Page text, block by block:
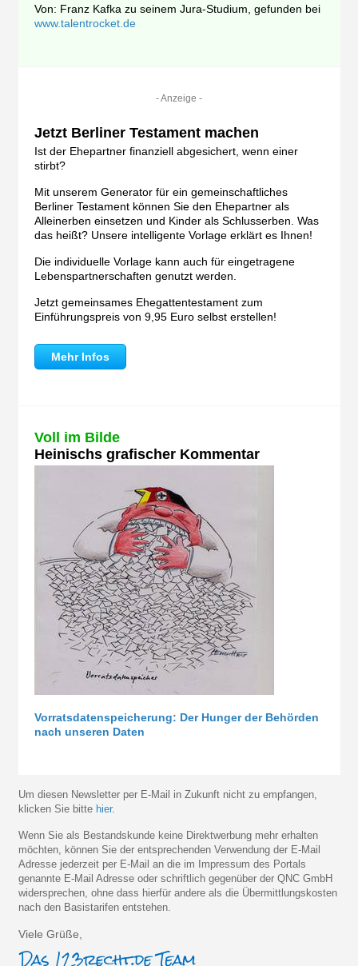
Von: Franz Kafka zu seinem Jura-Studium, gefunden bei
www.talentrocket.de
- Anzeige -
Jetzt Berliner Testament machen
Ist der Ehepartner finanziell abgesichert, wenn einer
stirbt?
Mit unserem Generator für ein gemeinschaftliches
Berliner Testament können Sie den Ehepartner als
Alleinerben einsetzen und Kinder als Schlusserben. Was
das heißt? Unsere intelligente Vorlage erklärt es Ihnen!
Die individuelle Vorlage kann auch für eingetragene
Lebenspartnerschaften genutzt werden.
Jetzt gemeinsames Ehegattentestament zum
Einführungspreis von 9,95 Euro selbst erstellen!
Mehr Infos
Voll im Bilde
Heinischs grafischer Kommentar
Vorratsdatenspeicherung: Der Hunger der Behörden
nach unseren Daten
Um diesen Newsletter per E-Mail in Zukunft nicht zu empfangen,
klicken Sie bitte hier.
Wenn Sie als Bestandskunde keine Direktwerbung mehr erhalten
möchten, können Sie der entsprechenden Verwendung der E-Mail
Adresse jederzeit per E-Mail an die im Impressum des Portals
genannte E-Mail Adresse oder schriftlich gegenüber der QNC GmbH
widersprechen, ohne dass hierfür andere als die Übermittlungskosten
nach den Basistarifen entstehen.
Viele Grüße,